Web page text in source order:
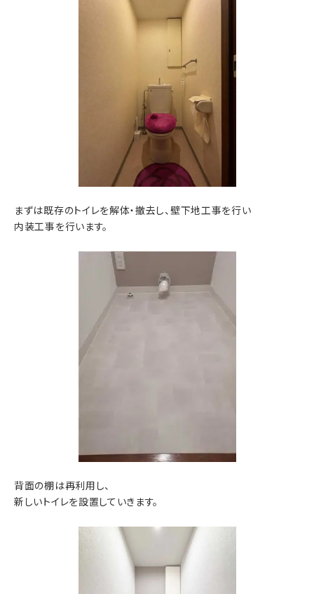
まずは既存のトイレを解体・撤去し、壁下地工事を行い
内装工事を行います。
背面の棚は再利用し、
新しいトイレを設置していきます。